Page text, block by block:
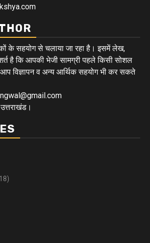
के सहयोग से चलाया जा रहा है। इसमें लेख,
है कि आपकी भेजी सामग्री पहले किसी सोशल
आप विज्ञापन व अन्य आर्थिक सहयोग भी कर सकते